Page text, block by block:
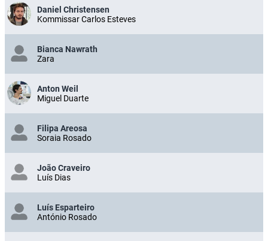
Daniel Christensen
Kommissar Carlos Esteves
Bianca Nawrath
Zara
Anton Weil
Miguel Duarte
Filipa Areosa
Soraia Rosado
João Craveiro
Luís Dias
Luís Esparteiro
António Rosado